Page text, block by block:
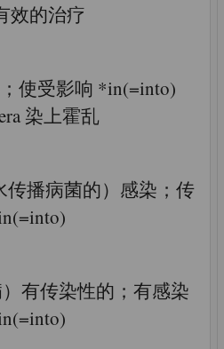
效的治疗
使受影响 *in(=into)
染上霍乱
传播病菌的）感染；传
有传染性的；有感染